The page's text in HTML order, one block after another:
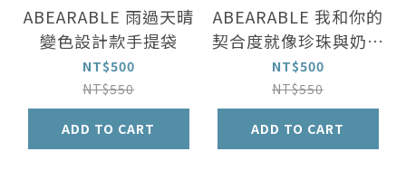
ABEARABLE 雨過天晴
變色設計款手提袋
NT$500
NT$550
ADD TO CART
ABEARABLE 我和你的
契合度就像珍珠與奶茶
變色設計款手提袋
NT$500
NT$550
ADD TO CART